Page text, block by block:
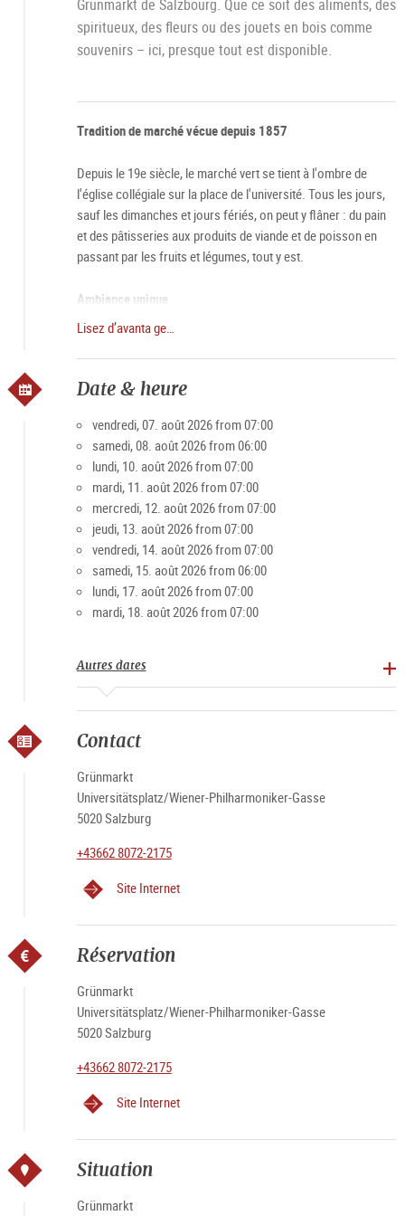
Grünmarkt de Salzbourg. Que ce soit des aliments, des
spiritueux, des fleurs ou des jouets en bois comme
souvenirs – ici, presque tout est disponible.
Tradition de marché vécue depuis 1857
Depuis le 19e siècle, le marché vert se tient à l'ombre de
l'église collégiale sur la place de l'université. Tous les jours,
sauf les dimanches et jours fériés, on peut y flâner : du pain
et des pâtisseries aux produits de viande et de poisson en
passant par les fruits et légumes, tout y est.
Ambiance unique
Particulièrement le samedi, le marché vert dégage une aura
toute spéciale. À 6 heures du matin, lorsque les stands
ouvrent leurs portes et que la ville se réveille doucement, le
apprécient le marché pour son ambiance conviviale. Surtout
le week-end, la place est un lieu de rencontre populaire pour
les jeunes et les moins jeunes.
Spécialités : Produits agricoles, pain, pâtisseries, viande et
produits transformés, fruits, légumes, spiritueux
Horaires du marché
Lundi-vendredi 7h-19h, samedi 6h-15h (sauf jours fériés)
Lisez d’avanta ge…
Date & heure
vendredi, 07. août 2026 from 07:00
samedi, 08. août 2026 from 06:00
lundi, 10. août 2026 from 07:00
mardi, 11. août 2026 from 07:00
mercredi, 12. août 2026 from 07:00
jeudi, 13. août 2026 from 07:00
vendredi, 14. août 2026 from 07:00
samedi, 15. août 2026 from 06:00
lundi, 17. août 2026 from 07:00
mardi, 18. août 2026 from 07:00
Autres dates
Contact
Grünmarkt
Universitätsplatz/Wiener-Philharmoniker-Gasse
5020 Salzburg
+43662 8072-2175
Site Internet
Réservation
Grünmarkt
Universitätsplatz/Wiener-Philharmoniker-Gasse
5020 Salzburg
+43662 8072-2175
Site Internet
Situation
Grünmarkt